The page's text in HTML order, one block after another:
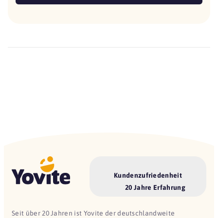
Kundenzufriedenheit
20 Jahre Erfahrung
Seit über 20 Jahren ist Yovite der deutschlandweite